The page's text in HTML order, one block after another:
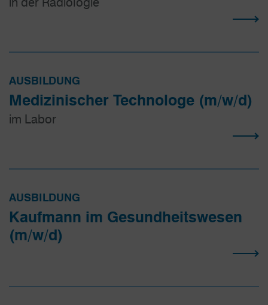
AUSBILDUNG
Medizinischer Technologe (m/w/d)
im Labor
AUSBILDUNG
Kaufmann im Gesundheits­wesen
(m/w/d)